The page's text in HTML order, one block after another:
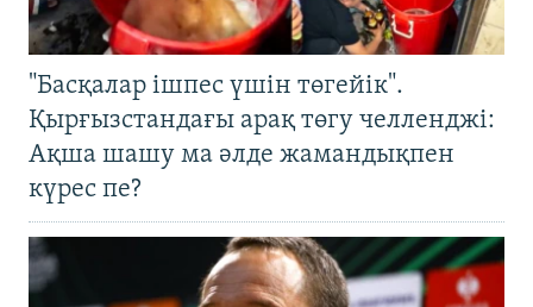
"Басқалар ішпес үшін төгейік".
Қырғызстандағы арақ төгу челленджі:
Ақша шашу ма әлде жамандықпен
күрес пе?